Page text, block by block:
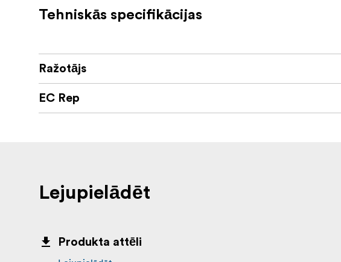
Tehniskās specifikācijas
Ražotājs
EC Rep
Lejupielādēt
Produkta attēli